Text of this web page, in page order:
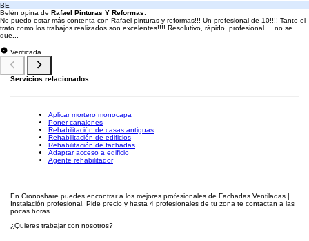
BE
Belén opina de Rafael Pinturas Y Reformas:
No puedo estar más contenta con Rafael pinturas y reformas!!! Un profesional de 10!!!! Tanto el
trato como los trabajos realizados son excelentes!!!! Resolutivo, rápido, profesional.... no se
que...
Verificada
Servicios relacionados
Aplicar mortero monocapa
Poner canalones
Rehabilitación de casas antiguas
Rehabilitación de edificios
Rehabilitación de fachadas
Adaptar acceso a edificio
Agente rehabilitador
En Cronoshare puedes encontrar a los mejores profesionales de Fachadas Ventiladas |
Instalación profesional. Pide precio y hasta 4 profesionales de tu zona te contactan a las
pocas horas.
¿Quieres trabajar con nosotros?